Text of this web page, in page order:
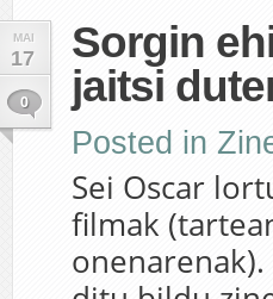
MAI
17
0
Sorgin
jaitsi
Posted in
Sei Oscar
filmak